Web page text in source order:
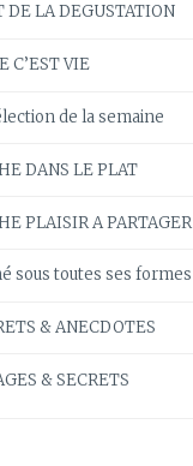
DE LA DEGUSTATION
C’EST VIE
de la semaine
DANS LE PLAT
PLAISIR A PARTAGER
sous toutes ses formes
& ANECDOTES
& SECRETS